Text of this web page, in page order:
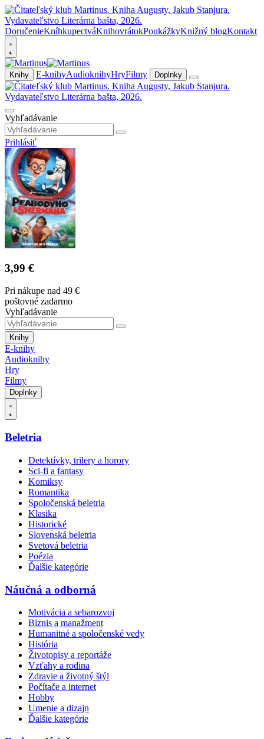
DoručenieKníhkupectváKnihovrátokPoukážkyKnižný blogKontakt
Knihy E-knihyAudioknihyHryFilmy Doplnky
Vyhľadávanie
Prihlásiť
3,99 €
Pri nákupe nad 49 €
poštovné zadarmo
Vyhľadávanie
Knihy
E-knihy
Audioknihy
Hry
Filmy
Doplnky
Beletria
Detektívky, trilery a horory
Sci-fi a fantasy
Komiksy
Romantika
Spoločenská beletria
Klasika
Historické
Slovenská beletria
Svetová beletria
Poézia
Ďalšie kategórie
Náučná a odborná
Motivácia a sebarozvoj
Biznis a manažment
Humanitné a spoločenské vedy
História
Životopisy a reportáže
Vzťahy a rodina
Zdravie a životný štýl
Počítače a internet
Hobby
Umenie a dizajn
Ďalšie kategórie